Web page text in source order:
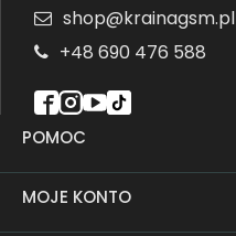
POMOC
MOJE KONTO
shop@krainagsm.pl
+48 690 476 588